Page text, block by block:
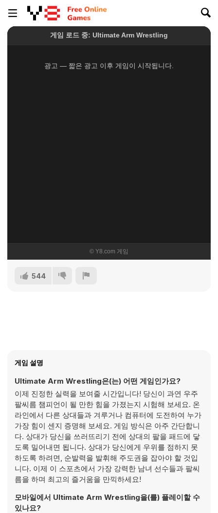
544
게임 설명
Ultimate Arm Wrestling은(는) 어떤 게임인가요?
이제 진정한 실력을 보여줄 시간입니다! 당신이 과연 우주
팔씨름 챔피언이 될 만한 힘을 가졌는지 시험해 보세요. 온
라인에서 다른 상대들과 겨루거나 컴퓨터에 도전하여 누가
가장 힘이 센지 증명해 보세요. 게임 방식은 아주 간단합니
다. 상대가 당신을 쓰러뜨리기 전에 상대의 팔을 패드에 닿
도록 밀어내면 됩니다. 상대가 당신에게 우위를 점하지 못
하도록 하려면, 순발력을 발휘해 주도권을 잡아야 할 것입
니다. 이제 이 스포츠에서 가장 강력한 남녀 선수들과 팔씨
름을 하며 최고의 즐거움을 만끽하세요!
모바일에서 Ultimate Arm Wrestling을(를) 플레이할 수
있나요?